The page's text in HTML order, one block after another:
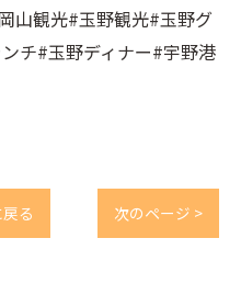
山観光#玉野観光#玉野グ
チ#玉野ディナー#宇野港
る 次のページ >